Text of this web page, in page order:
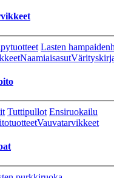
Lasten
Naamiaisasut
Tuttipullot Ensiruokailu
Vauvatarvikkeet